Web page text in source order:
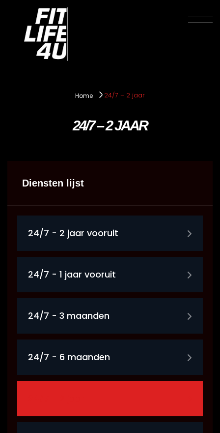
Home 24/7 – 2 jaar
24/7 – 2 JAAR
Diensten lijst
24/7 - 2 jaar vooruit
24/7 - 1 jaar vooruit
24/7 - 3 maanden
24/7 - 6 maanden